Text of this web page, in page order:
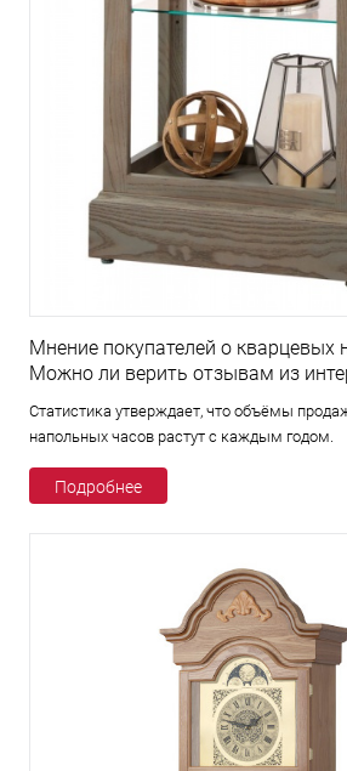
Мнение покупателей о кварцевых
Можно ли верить отзывам из
Статистика утверждает, что объёмы
напольных часов растут с каждым годом.
Подробнее